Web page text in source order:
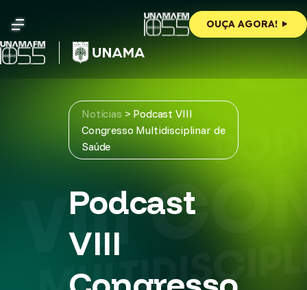
content
OUÇA AGORA!
Notícias > Podcast VIII
Congresso Multidisciplinar de
Saúde
Podcast
VIII